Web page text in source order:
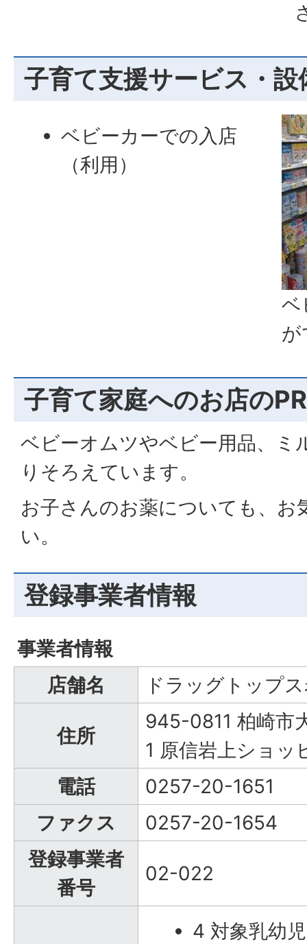
子育て支援サービス・設
ベ
が
ベビーカーでの入店
（利用）
子育て家庭へのお店のPR
ベビーオムツやベビー用品、ミ
りそろえています。
お子さんのお薬についても、お
い。
登録事業者情報
事業者情報
店舗名
ドラッグトップ
住所
945-0811 柏崎市
1 原信岩上ショッ
電話
0257-20-1651
ファクス
0257-20-1654
登録事業者
番号
02-022
4 対象乳幼